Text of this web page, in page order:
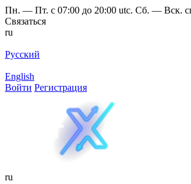
Пн. — Пт. с 07:00 до 20:00 utc. Сб. — Вск.
Связаться
ru
Русский
English
Войти Регистрация
ru